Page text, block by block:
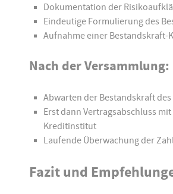
Dokumentation der
Eindeutige Formulierung des
Aufnahme einer Bestandskraft-
Nach der Versammlung:
Abwarten der Bestandskraft des
Erst dann Vertragsabschluss mit
Kreditinstitut
Laufende Überwachung der
Fazit und